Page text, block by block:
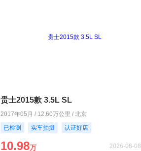
贵士2015款 3.5L SL
2017年05月 / 12.60万公里 / 北京
已检测
实车拍摄 认证好店
10.98万 2026-08-08